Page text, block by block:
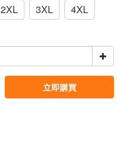
2XL 3XL 4XL
立即購買